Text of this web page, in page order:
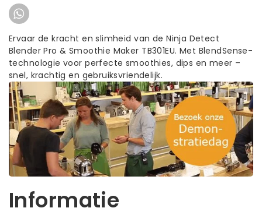
Ervaar de kracht en slimheid van de Ninja Detect
Blender Pro & Smoothie Maker TB301EU. Met BlendSense-
technologie voor perfecte smoothies, dips en meer –
snel, krachtig en gebruiksvriendelijk.
Informatie